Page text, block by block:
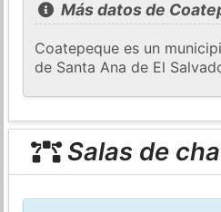
Más datos de
Coatepeque es un
de Santa Ana de El
Salas de